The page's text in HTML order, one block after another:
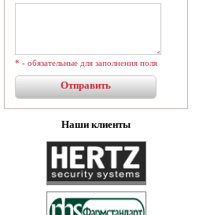
* - обязательные для заполнения поля
Наши клиенты